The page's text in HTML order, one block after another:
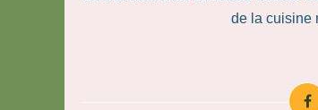
de la cuisine